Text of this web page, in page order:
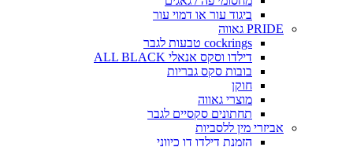
ביגוד עור או דמוי עור
PRIDE גאווה
cockrings טבעות לגבר
דילדו וסקס אנאלי ALL BLACK
בובות סקס גבריות
חוקן
מוצרי גאווה
תחתונים סקסיים לגבר
אביזרי מין ללסביות
הזמנת דילדו דו כיווני